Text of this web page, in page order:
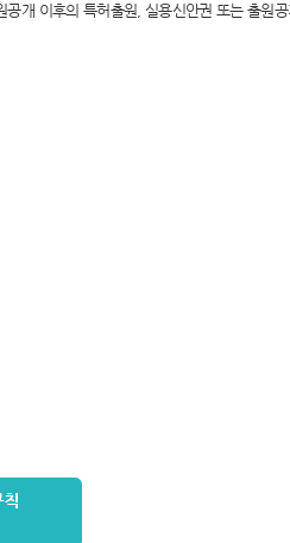
개 이후의 특허출원, 실용신안권 또는 출원